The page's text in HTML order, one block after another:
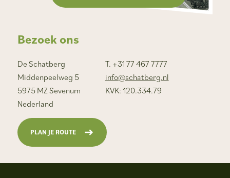
Bezoek ons
De Schatberg
Middenpeelweg 5
5975 MZ Sevenum
Nederland
T. +31 77 467 7777
info@schatberg.nl
KVK: 120.334.79
PLAN JE ROUTE